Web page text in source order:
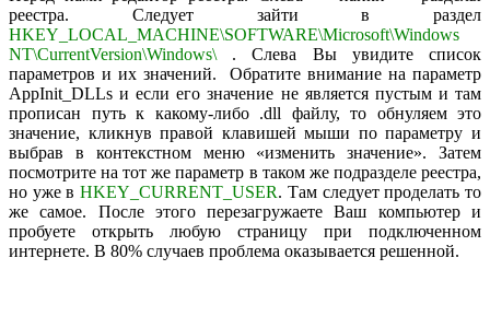
реестра. Следует зайти в раздел
HKEY_LOCAL_MACHINE\SOFTWARE\Microsoft\Windows
NT\CurrentVersion\Windows\. Слева Вы увидите список
параметров и их значений. Обратите внимание на параметр
AppInit_DLLs и если его значение не является пустым и там
прописан путь к какому-либо .dll файлу, то обнуляем это
значение, кликнув правой клавишей мыши по параметру и
выбрав в контекстном меню «изменить значение». Затем
посмотрите на тот же параметр в таком же подразделе реестра,
но уже вHKEY_CURRENT_USER. Там следует проделать то
же самое. После этого перезагружаете Ваш компьютер и
пробуете открыть любую страницу при подключенном
интернете. В 80% случаев проблема оказывается решенной.